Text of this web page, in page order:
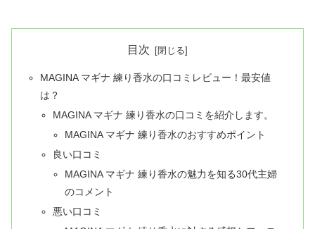
目次
MAGINA マギナ 練り香水の口コミレビュー！最安値
は？
MAGINA マギナ 練り香水の口コミを紹介します。
MAGINA マギナ 練り香水のおすすめポイント
良い口コミ
MAGINA マギナ 練り香水の魅力を知る30代主婦
のコメント
悪い口コミ